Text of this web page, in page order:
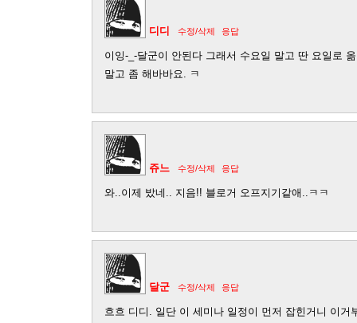
디디 수정/삭제 응답
이잉-_-달군이 안된다 그래서 수요일 말고 딴 요일로
말고 좀 해바바요. ㅋ
쥬느 수정/삭제 응답
와..이제 밨네.. 지음!! 블로거 오프지기같애..ㅋㅋ
달군 수정/삭제 응답
흐흐 디디. 일단 이 세미나 일정이 먼저 잡힌거니 이거